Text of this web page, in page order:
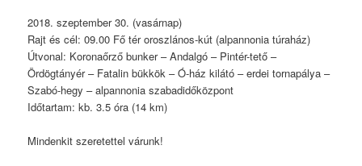
2018. szeptember 30. (vasárnap)
Rajt és cél: 09.00 Fő tér oroszlános-kút (alpannonia túraház)
Útvonal: Koronaőrző bunker – Andalgó – Pintér-tető –
Ördögtányér – Fatalin bükkök – Ó-ház kilátó – erdei tornapálya –
Szabó-hegy – alpannonia szabadidőközpont
Időtartam: kb. 3.5 óra (14 km)
Mindenkit szeretettel várunk!